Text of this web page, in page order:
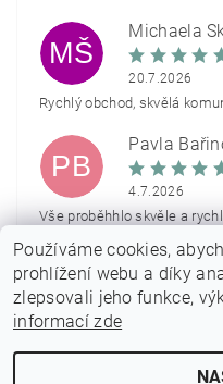
MŠ
Michaela
20.7.2026
Rychlý obchod, skvělá
PB
Pavla
4.7.2026
Vše proběhhlo skvěle a
Používáme cookies,
prohlížení webu a díky
zlepsovali jeho funkce,
informací zde